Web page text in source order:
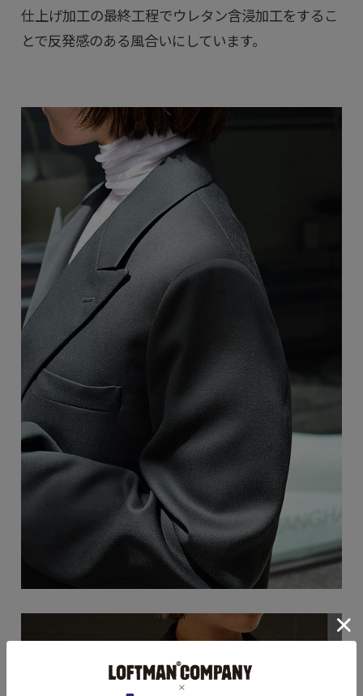
仕上げ加工の最終工程でウレタン含浸加工をするこ
とで反発感のある風合いにしています。